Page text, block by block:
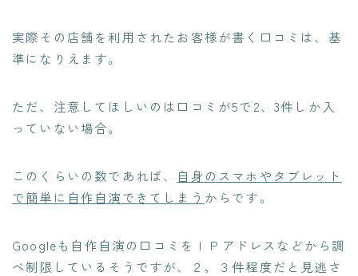
実際その店舗を利用されたお客様が書く口コミは、基
準になりえます。
ただ、注意してほしいのは 口コミが5で2、3件しか入
っていない場合。
このくらいの数であれば、
自身のスマホやタブレット
で簡単に自作自演できてしまう からです。
Googleも自作自演の口コミをＩＰアドレスなどから調
べ制限しているそうですが、２，３件程度だと見逃さ